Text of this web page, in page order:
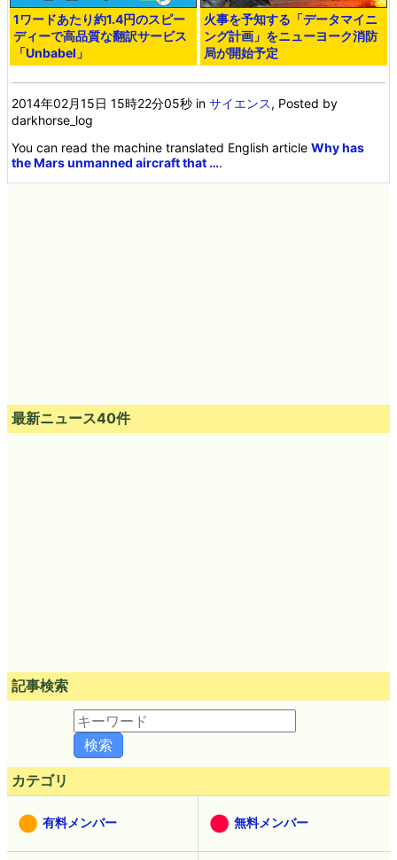
1ワードあたり約1.4円のスピー
ディーで高品質な翻訳サービス
「Unbabel」
火事を予知する「データマイニ
ング計画」をニューヨーク消防
局が開始予定
2014年02月15日 15時22分05秒 inサイエンス, Posted by
darkhorse_log
You can read the machine translated English articleWhy has
the Mars unmanned aircraft that ….
最新ニュース40件
記事検索
カテゴリ
有料メンバー 無料メンバー